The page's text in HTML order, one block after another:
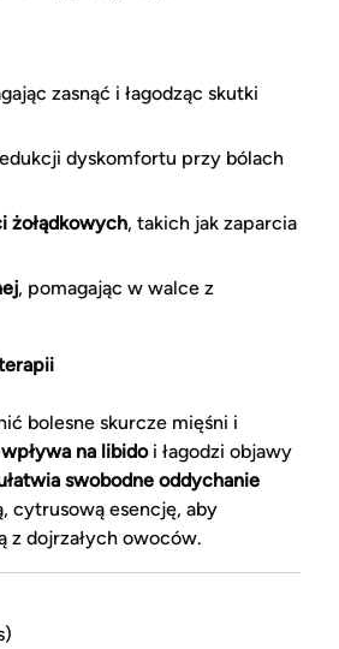
zasnąć i łagodząc skutki
dyskomfortu przy bólach
żołądkowych, takich jak zaparcia
, pomagając w walce z
bolesne skurcze mięśni i
na libidoi łagodzi objawy
swobodne oddychanie
cytrusową esencję, aby
z dojrzałych owoców.